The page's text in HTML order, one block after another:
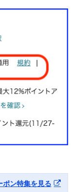
ン特集を見る